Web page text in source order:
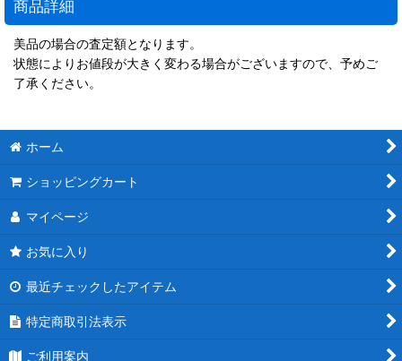
商品詳細
美品の場合の査定額となります。
状態によりお値段が大きく変わる場合がございますので、予めご
了承ください。
ホーム
ショッピングカート
マイページ
お気に入り
最近チェックしたアイテム
特定商取引法表示
ご利用案内